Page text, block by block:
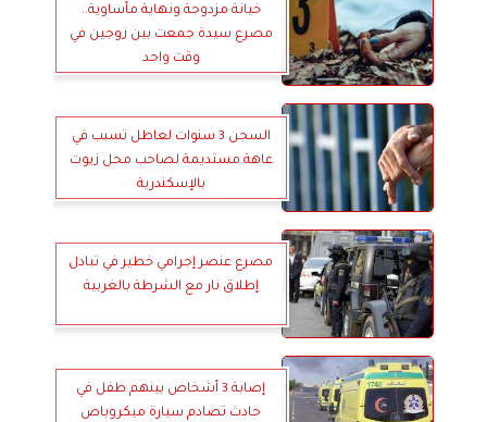
خيانة مزدوجة ونهاية مأساوية..
مصرع سيدة جمعت بين زوجين في
وقت واحد
السجن 3 سنوات لعاطل تسبب في
عاهة مستديمة لصاحب محل زيوت
بالإسكندرية
مصرع عنصر إجرامي خطير في تبادل
إطلاق نار مع الشرطة بالغربية
إصابة 3 أشخاص بينهم طفل في
حادث تصادم سيارة ميكروباص